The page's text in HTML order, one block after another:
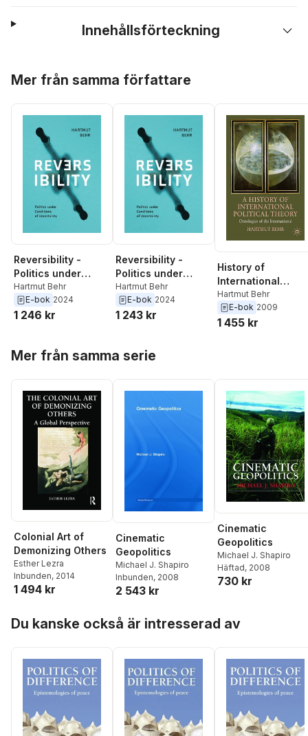
Innehållsförteckning
Mer från samma författare
Reversibility -
Politics under
Conditions of
Uncertainty
Hartmut Behr
E-bok 2024
1 246 kr
Reversibility -
Politics under
Conditions of
Uncertainty
Hartmut Behr
E-bok 2024
1 243 kr
History of
International
Political Theory
Hartmut Behr
E-bok 2009
1 455 kr
Mer från samma serie
Colonial Art of
Demonizing Others
Esther Lezra
Inbunden, 2014
1 494 kr
Cinematic
Geopolitics
Michael J. Shapiro
Inbunden, 2008
2 543 kr
Cinematic
Geopolitics
Michael J. Shapiro
Häftad, 2008
730 kr
Du kanske också är intresserad av